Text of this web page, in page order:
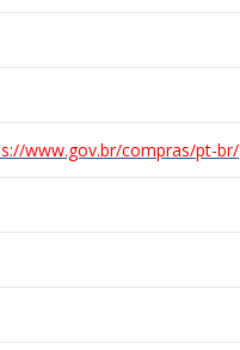
www.gov.br/compras/pt-br/